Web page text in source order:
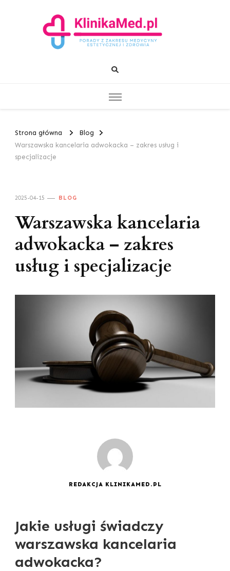
KlinikaMed.pl
Strona główna
Blog
Warszawska kancelaria adwokacka – zakres usług i
specjalizacje
2025-04-15 BLOG
Warszawska kancelaria
adwokacka – zakres
usług i specjalizacje
REDAKCJA KLINIKAMED.PL
Jakie usługi świadczy
warszawska kancelaria
adwokacka?